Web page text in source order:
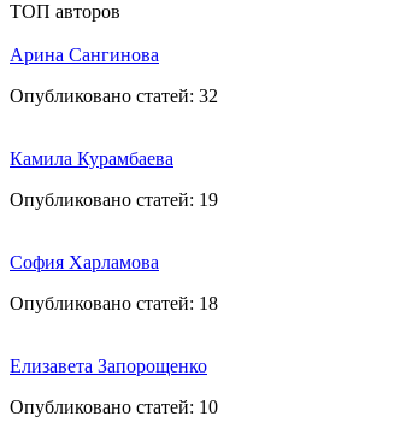
ТОП авторов
Арина Сангинова
Опубликовано статей: 32
Камила Курамбаева
Опубликовано статей: 19
София Харламова
Опубликовано статей: 18
Елизавета Запорощенко
Опубликовано статей: 10